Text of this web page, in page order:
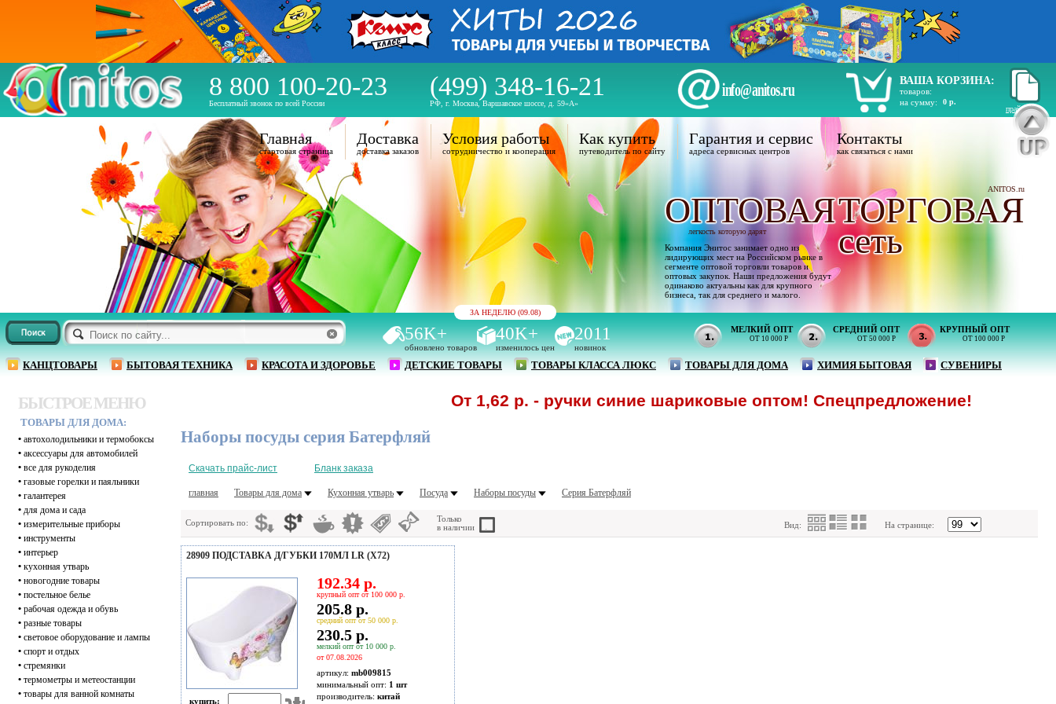
8 800 100-20-23
Бесплатный звонок по всей России
(499) 348-16-21
РФ, г. Москва, Варшавское шоссе, д. 59«А»
info@anitos.ru
ВАША КОРЗИНА:
товаров:
на сумму:
0 р.
прайс лист
ЗА НЕДЕЛЮ (09.08)
56K+
обновлено товаров
40K+
изменилось цен
2011
новинок
МЕЛКИЙ ОПТ
ОТ 10 000 Р
СРЕДНИЙ ОПТ
ОТ 50 000 Р
КРУПНЫЙ ОПТ
ОТ 100 000 Р
КАНЦТОВАРЫ БЫТОВАЯ ТЕХНИКА КРАСОТА И ЗДОРОВЬЕ ДЕТСКИЕ ТОВАРЫ ТОВАРЫ КЛАССА ЛЮКС ТОВАРЫ ДЛЯ ДОМА ХИМИЯ БЫТОВАЯ СУВЕНИРЫ
Главная
стартовая страница
Доставка
доставка заказов
Условия работы
сотрудничество и кооперация
Как купить
путеводитель по сайту
Гарантия и сервис
адреса сервисных центров
Контакты
как связаться с нами
ANITOS.ru
ОПТОВАЯТОРГОВАЯ
легкость которую дарят
Компания Энитос занимает одно из
лидирующих мест на Российском рынке в
сегменте оптовой торговли товаров и
оптовых закупок. Наши предложения будут
одинаково актуальны как для крупного
бизнеса, так для среднего и малого.
сеть
БЫСТРОЕ МЕНЮ
ТОВАРЫ ДЛЯ ДОМА:
• автохолодильники и термобоксы
• аксессуары для автомобилей
• все для рукоделия
• газовые горелки и паяльники
• галантерея
• для дома и сада
• измерительные приборы
• инструменты
• интерьер
• кухонная утварь
• новогодние товары
• постельное белье
• рабочая одежда и обувь
• разные товары
• световое оборудование и лампы
• спорт и отдых
• стремянки
• термометры и метеостанции
• товары для ванной комнаты
От 1,62 р. - ручки синие шариковые оптом! Спецпредложение!
Наборы посуды серия Батерфляй
Скачать прайс-лист Бланк заказа
главная Товары для дома Кухонная утварь Посуда Наборы посуды Серия Батерфляй
Сортировать по:
Только
в наличии
Вид: На странице:
28909 ПОДСТАВКА Д/ГУБКИ 170МЛ LR (Х72)
купить:
192.34 р.
крупный опт от 100 000 р.
205.8 р.
средний опт от 50 000 р.
230.5 р.
мелкий опт от 10 000 р.
от 07.08.2026
артикул: mb009815
минимальный опт: 1 шт
производитель: китай